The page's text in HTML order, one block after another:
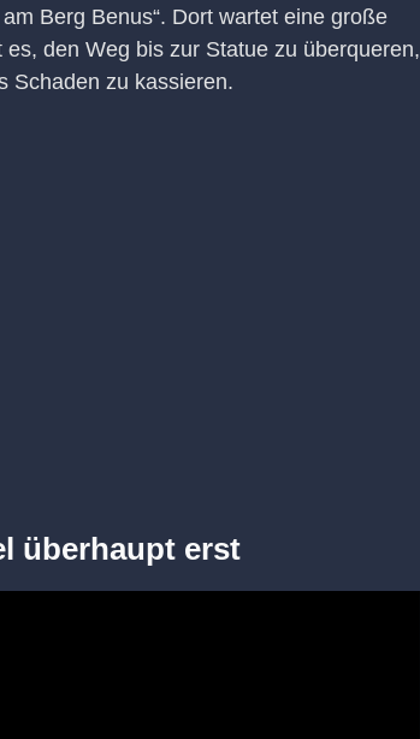
Berg Benus“. Dort wartet eine große
den Weg bis zur Statue zu überqueren,
Schaden zu kassieren.
überhaupt erst